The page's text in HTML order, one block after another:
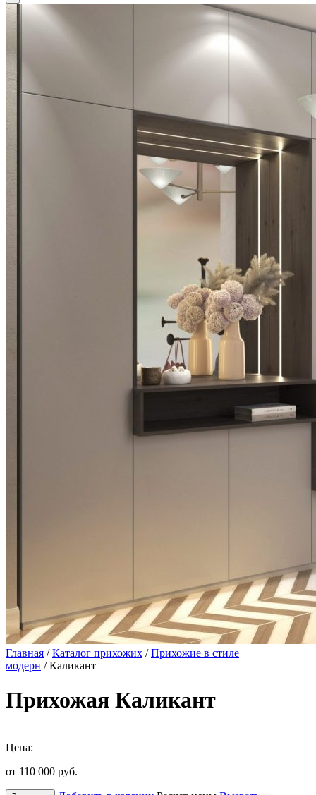
Главная /Каталог прихожих /Прихожие в стиле
модерн / Каликант
Прихожая Каликант
Цена:
от 110 000 руб.